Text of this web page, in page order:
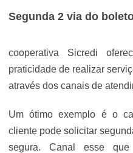
Segunda 2 via do
cooperativa Sicredi
praticidade de realizar
através dos canais de
Um ótimo exemplo é o
cliente pode solicitar
segura. Canal esse que